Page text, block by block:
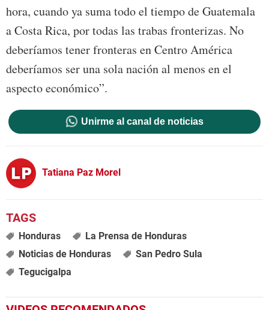
hora, cuando ya suma todo el tiempo de Guatemala
a Costa Rica, por todas las trabas fronterizas. No
deberíamos tener fronteras en Centro América
deberíamos ser una sola nación al menos en el
aspecto económico”.
Unirme al canal de noticias
Tatiana Paz Morel
Honduras
La Prensa de Honduras
Noticias de Honduras
San Pedro Sula
Tegucigalpa